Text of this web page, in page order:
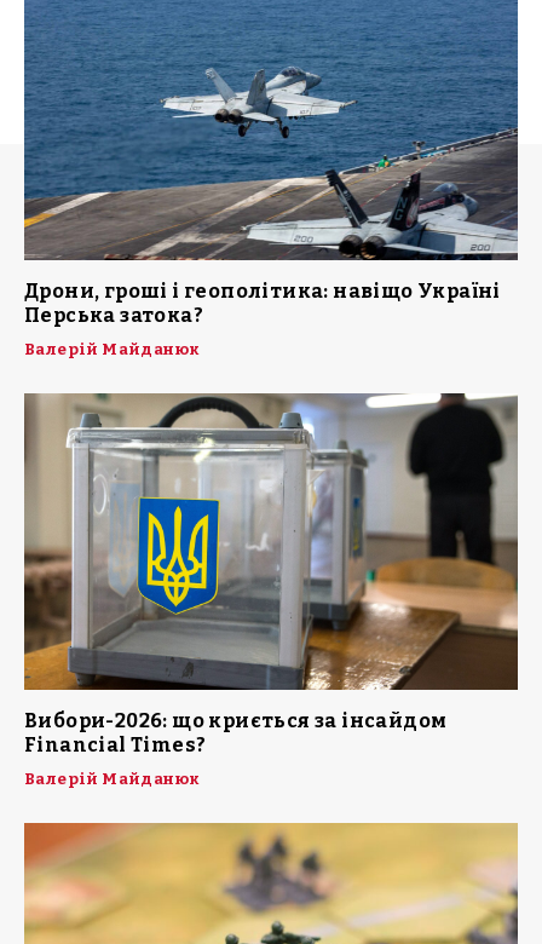
Дрони, гроші і геополітика: навіщо Україні
Перська затока?
Валерій Майданюк
Вибори-2026: що криється за інсайдом
Financial Times?
Валерій Майданюк